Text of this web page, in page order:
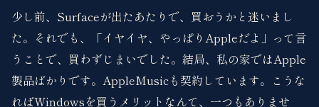
少し前、Surfaceが出たあたりで、買おうかと迷いまし
た。それでも、「イヤイヤ、やっぱりAppleだよ」って言
うことで、買わずじまいでした。結局、私の家ではApple
製品ばかりです。AppleMusicも契約しています。こうな
ればWindowsを買うメリットなんて、一つもありませ